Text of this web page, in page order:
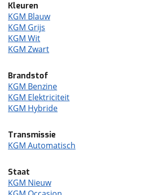
Kleuren
KGM Blauw
KGM Grijs
KGM Wit
KGM Zwart
Brandstof
KGM Benzine
KGM Elektriciteit
KGM Hybride
Transmissie
KGM Automatisch
Staat
KGM Nieuw